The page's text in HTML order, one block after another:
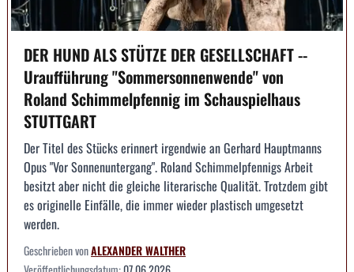
DER HUND ALS STÜTZE DER GESELLSCHAFT --
Uraufführung "Sommersonnenwende" von
Roland Schimmelpfennig im Schauspielhaus
STUTTGART
Der Titel des Stücks erinnert irgendwie an Gerhard Hauptmanns
Opus "Vor Sonnenuntergang". Roland Schimmelpfennigs Arbeit
besitzt aber nicht die gleiche literarische Qualität. Trotzdem gibt
es originelle Einfälle, die immer wieder plastisch umgesetzt
werden.
Geschrieben vonALEXANDER WALTHER